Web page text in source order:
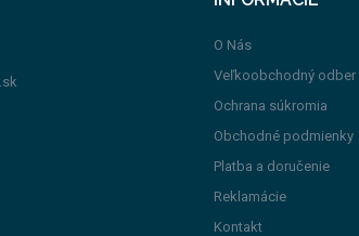
O Nás
Veľkoobchodný odber
Ochrana súkromia
Obchodné podmienky
Platba a doručenie
Reklamácie
Kontakt